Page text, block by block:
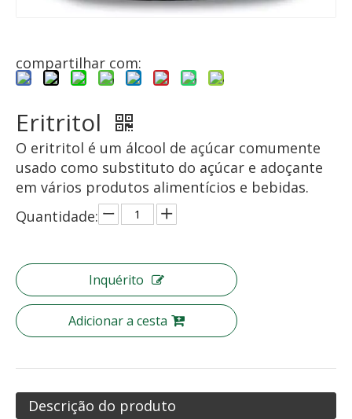
compartilhar com:
Eritritol
O eritritol é um álcool de açúcar comumente
usado como substituto do açúcar e adoçante
em vários produtos alimentícios e bebidas.
Quantidade:
Inquérito
Adicionar a cesta
Descrição do produto